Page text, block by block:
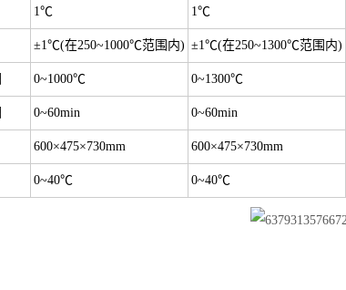
1℃ 1℃
±1℃(在250~1000℃范围内) ±1℃(在250~1300℃范围内)
0~1000℃ 0~1300℃
0~60min 0~60min
600×475×730mm 600×475×730mm
0~40℃ 0~40℃